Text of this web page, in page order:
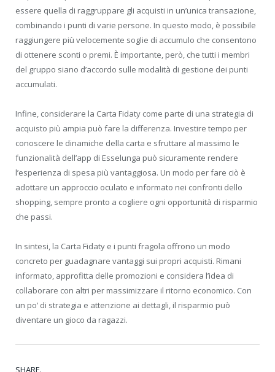
essere quella di raggruppare gli acquisti in un’unica transazione,
combinando i punti di varie persone. In questo modo, è possibile
raggiungere più velocemente soglie di accumulo che consentono
di ottenere sconti o premi. È importante, però, che tutti i membri
del gruppo siano d’accordo sulle modalità di gestione dei punti
accumulati.
Infine, considerare la Carta Fidaty come parte di una strategia di
acquisto più ampia può fare la differenza. Investire tempo per
conoscere le dinamiche della carta e sfruttare al massimo le
funzionalità dell’app di Esselunga può sicuramente rendere
l’esperienza di spesa più vantaggiosa. Un modo per fare ciò è
adottare un approccio oculato e informato nei confronti dello
shopping, sempre pronto a cogliere ogni opportunità di risparmio
che passi.
In sintesi, la Carta Fidaty e i punti fragola offrono un modo
concreto per guadagnare vantaggi sui propri acquisti. Rimani
informato, approfitta delle promozioni e considera l’idea di
collaborare con altri per massimizzare il ritorno economico. Con
un po’ di strategia e attenzione ai dettagli, il risparmio può
diventare un gioco da ragazzi.
SHARE.